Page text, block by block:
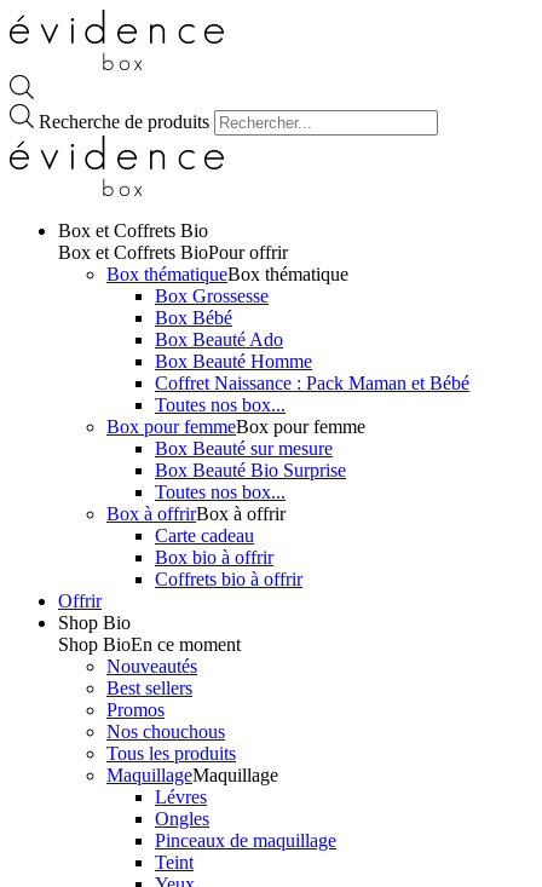
Recherche de produits
Box et Coffrets Bio
Box et Coffrets BioPour offrir
Box thématiqueBox thématique
Box Grossesse
Box Bébé
Box Beauté Ado
Box Beauté Homme
Coffret Naissance : Pack Maman et Bébé
Toutes nos box...
Box pour femmeBox pour femme
Box Beauté sur mesure
Box Beauté Bio Surprise
Toutes nos box...
Box à offrirBox à offrir
Carte cadeau
Box bio à offrir
Coffrets bio à offrir
Offrir
Shop Bio
Shop BioEn ce moment
Nouveautés
Best sellers
Promos
Nos chouchous
Tous les produits
MaquillageMaquillage
Lévres
Ongles
Pinceaux de maquillage
Teint